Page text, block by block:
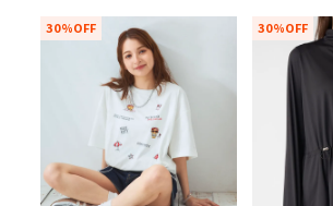
30%OFF 30%OFF